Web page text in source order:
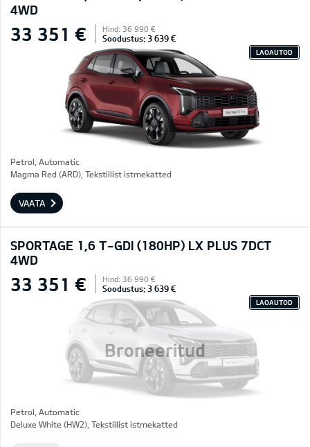
4WD
33 351 € Hind: 36 990 €
Soodustus: 3 639 €
LAOAUTOD
Petrol, Automatic
Magma Red (ARD), Tekstiilist istmekatted
VAATA
SPORTAGE 1,6 T-GDI (180HP) LX PLUS 7DCT
4WD
Broneeritud
33 351 € Hind: 36 990 €
Soodustus: 3 639 €
LAOAUTOD
Petrol, Automatic
Deluxe White (HW2), Tekstiilist istmekatted